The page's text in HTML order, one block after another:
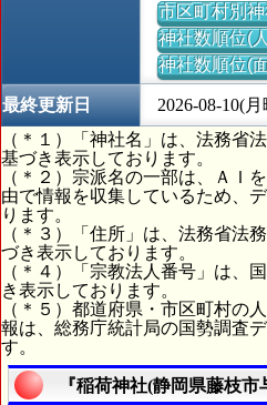
市区町村別
神社数順位(
神社数順位(
最終更新日
2026-08-10(
（＊１）「神社名」は、法務省
基づき表示しております。
（＊２）宗派名の一部は、ＡＩ
由で情報を収集しているため、
ります。
（＊３）「住所」は、法務省法
づき表示しております。
（＊４）「宗教法人番号」は、
き表示しております。
（＊５）都道府県・市区町村の
報は、総務庁統計局の国勢調査
す。
『稲荷神社(静岡県藤枝